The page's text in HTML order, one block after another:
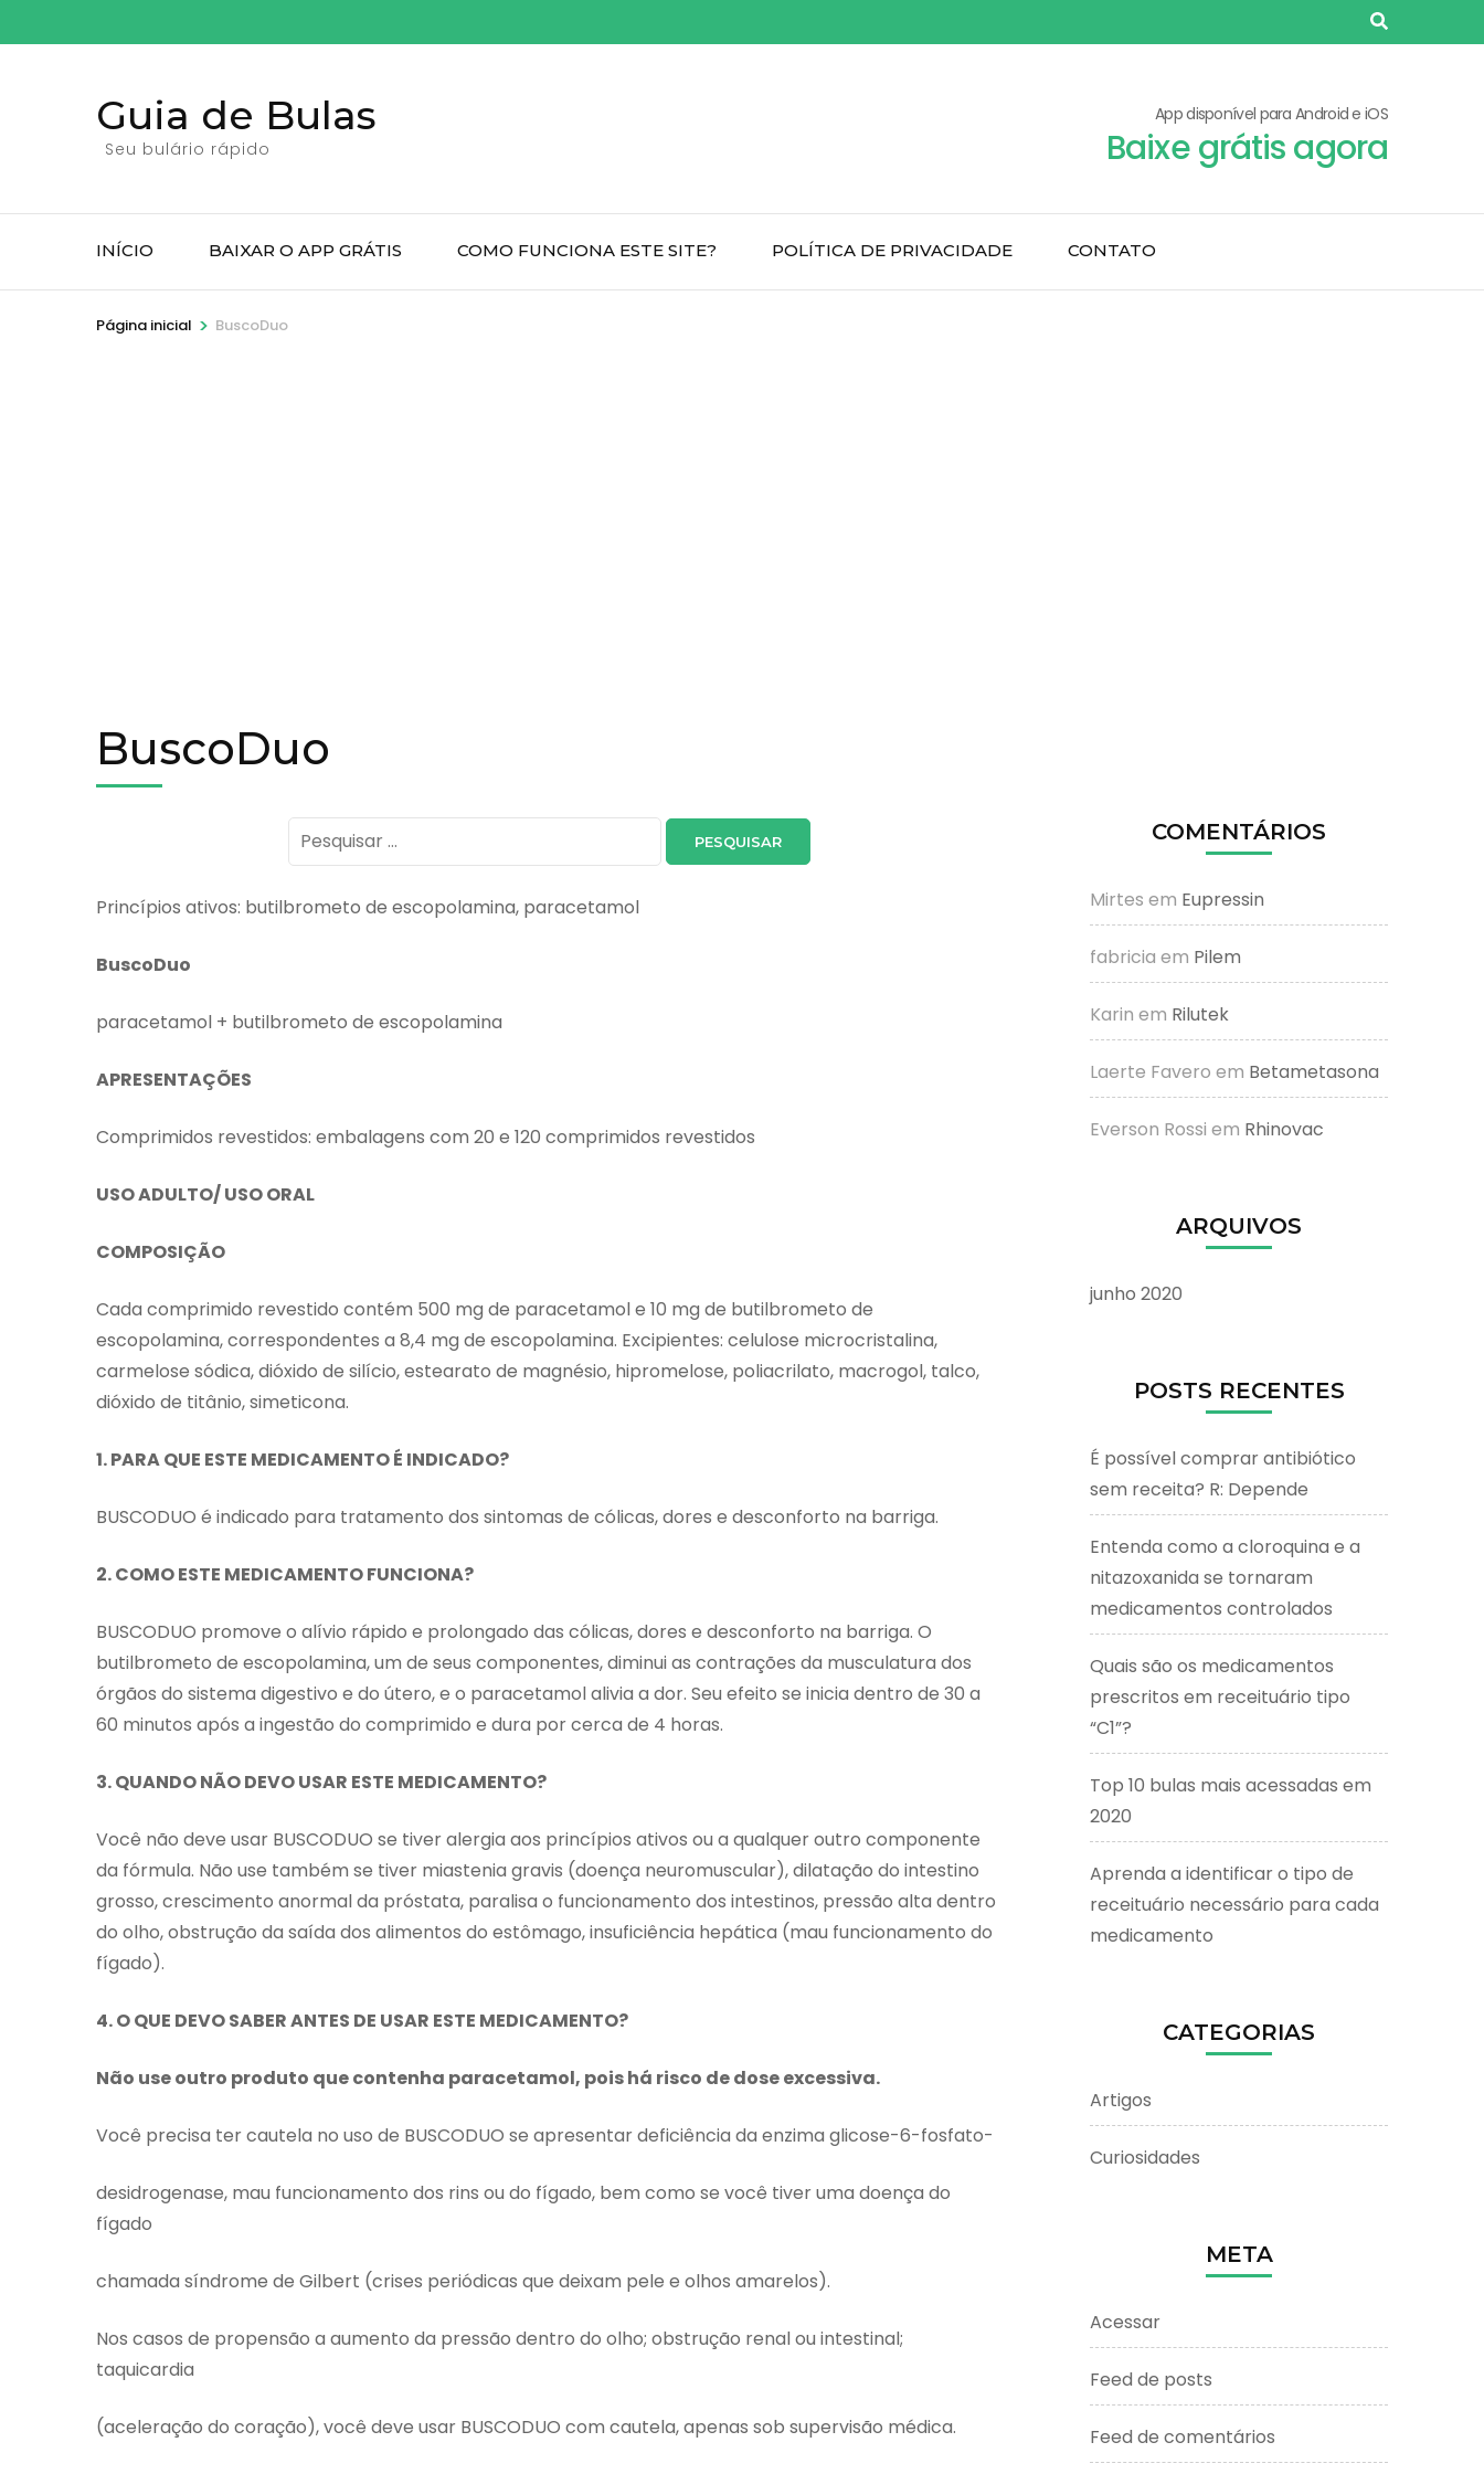
para
Guia de Bulas
Seu bulário rápido
App disponível para Android e iOS
Baixe grátis agora
INÍCIO BAIXAR O APP GRÁTIS COMO FUNCIONA ESTE SITE? POLÍTICA DE PRIVACIDADE CONTATO
Página inicial > BuscoDuo
BuscoDuo
Pesquisar
por:
Princípios ativos: butilbrometo de escopolamina, paracetamol
BuscoDuo
paracetamol + butilbrometo de escopolamina
APRESENTAÇÕES
Comprimidos revestidos: embalagens com 20 e 120 comprimidos revestidos
USO ADULTO/ USO ORAL
COMPOSIÇÃO
Cada comprimido revestido contém 500 mg de paracetamol e 10 mg de butilbrometo de
escopolamina, correspondentes a 8,4 mg de escopolamina. Excipientes: celulose microcristalina,
carmelose sódica, dióxido de silício, estearato de magnésio, hipromelose, poliacrilato, macrogol, talco,
dióxido de titânio, simeticona.
1. PARA QUE ESTE MEDICAMENTO É INDICADO?
BUSCODUO é indicado para tratamento dos sintomas de cólicas, dores e desconforto na barriga.
2. COMO ESTE MEDICAMENTO FUNCIONA?
BUSCODUO promove o alívio rápido e prolongado das cólicas, dores e desconforto na barriga. O
butilbrometo de escopolamina, um de seus componentes, diminui as contrações da musculatura dos
órgãos do sistema digestivo e do útero, e o paracetamol alivia a dor. Seu efeito se inicia dentro de 30 a
60 minutos após a ingestão do comprimido e dura por cerca de 4 horas.
3. QUANDO NÃO DEVO USAR ESTE MEDICAMENTO?
Você não deve usar BUSCODUO se tiver alergia aos princípios ativos ou a qualquer outro componente
da fórmula. Não use também se tiver miastenia gravis (doença neuromuscular), dilatação do intestino
grosso, crescimento anormal da próstata, paralisa o funcionamento dos intestinos, pressão alta dentro
do olho, obstrução da saída dos alimentos do estômago, insuficiência hepática (mau funcionamento do
fígado).
4. O QUE DEVO SABER ANTES DE USAR ESTE MEDICAMENTO?
Não use outro produto que contenha paracetamol, pois há risco de dose excessiva.
Você precisa ter cautela no uso de BUSCODUO se apresentar deficiência da enzima glicose-6-fosfato-
desidrogenase, mau funcionamento dos rins ou do fígado, bem como se você tiver uma doença do
fígado
chamada síndrome de Gilbert (crises periódicas que deixam pele e olhos amarelos).
Nos casos de propensão a aumento da pressão dentro do olho; obstrução renal ou intestinal;
taquicardia
(aceleração do coração), você deve usar BUSCODUO com cautela, apenas sob supervisão médica.
COMENTÁRIOS
Mirtes em Eupressin
fabricia em Pilem
Karin em Rilutek
Laerte Favero em Betametasona
Everson Rossi em Rhinovac
ARQUIVOS
junho 2020
POSTS RECENTES
É possível comprar antibiótico
sem receita? R: Depende
Entenda como a cloroquina e a
nitazoxanida se tornaram
medicamentos controlados
Quais são os medicamentos
prescritos em receituário tipo
“C1”?
Top 10 bulas mais acessadas em
2020
Aprenda a identificar o tipo de
receituário necessário para cada
medicamento
CATEGORIAS
Artigos
Curiosidades
META
Acessar
Feed de posts
Feed de comentários